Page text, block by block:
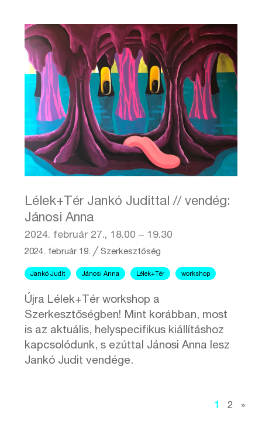
Lélek+Tér Jankó Judittal // vendég:
Jánosi Anna
2024. február 27., 18.00 – 19.30
2024. február 19. ╱Szerkesztőség
Jankó Judit Jánosi Anna Lélek+Tér workshop
Újra Lélek+Tér workshop a
Szerkesztőségben! Mint korábban, most
is az aktuális, helyspecifikus kiállításhoz
kapcsolódunk, s ezúttal Jánosi Anna lesz
Jankó Judit vendége.
1 2 »